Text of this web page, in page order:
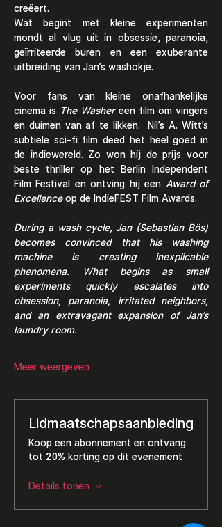
creëert.
Wat begint met kleine experimenten
mondt al vlug uit in obsessie, paranoia,
geïrriteerde buren en een exuberante
uitbreiding van Jan’s washokje.
Voor fans van kleine onafhankelijke
cinema is The Washer een film om vingers
en duimen van af te likken.  Nil’s A. Witt’s
subtiele sci-fi film deed het heel goed in
de indiewereld. Zo won hij de prijs voor
beste thriller op het Berlin Independent
Film Festival en ontving hij een Award of
Excellence op de IndieFEST Film Awards.
During a wash cycle, Jan (Sebastian Bös)
becomes convinced that his washing
machine is creating inexplicable
phenomena. What begins as small
experiments quickly escalates into
obsession, paranoia, irritated neighbors,
and an extravagant expansion of Jan’s
laundry room.
Meer weergeven
Lidmaatschapsaanbieding
Koop een abonnement en ontvang
tot 20% korting op dit evenement
Details tonen